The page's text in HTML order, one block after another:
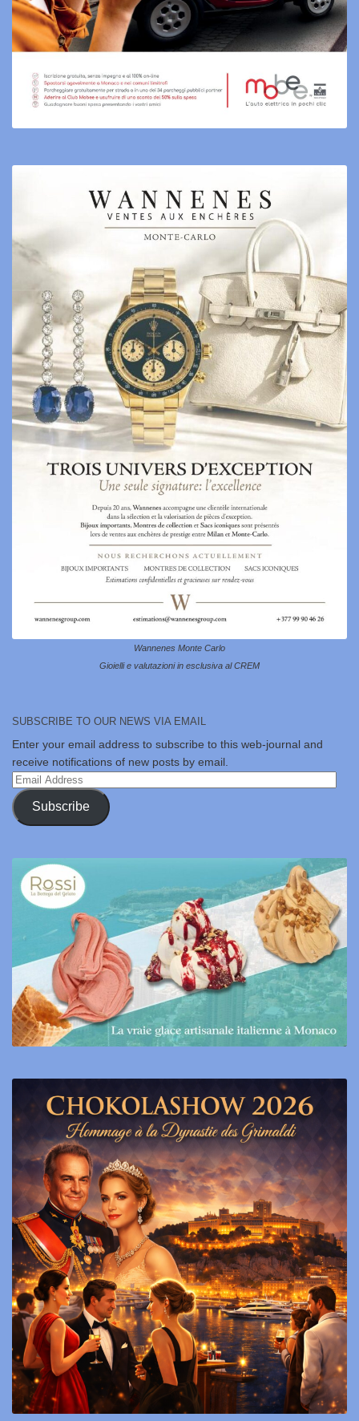
Wannenes Monte Carlo
Gioielli e valutazioni in esclusiva al CREM
SUBSCRIBE TO OUR NEWS VIA EMAIL
Enter your email address to subscribe to this web-journal and
receive notifications of new posts by email.
Email
Address
Subscribe